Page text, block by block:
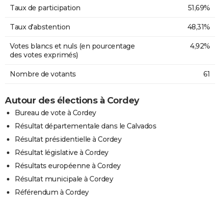
Taux de participation 51,69%
Taux d'abstention 48,31%
Votes blancs et nuls (en pourcentage
des votes exprimés)
4,92%
Nombre de votants 61
Autour des élections à Cordey
Bureau de vote à Cordey
Résultat départementale dans le Calvados
Résultat présidentielle à Cordey
Résultat législative à Cordey
Résultats européenne à Cordey
Résultat municipale à Cordey
Référendum à Cordey